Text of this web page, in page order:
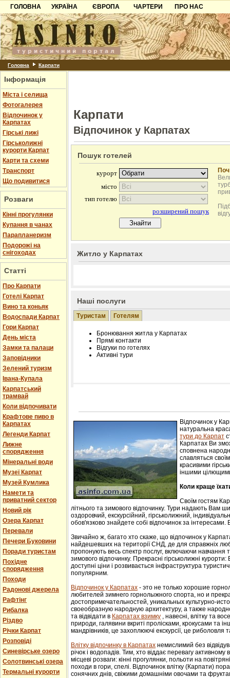
ГОЛОВНА
УКРАЇНА
Карпати
Азов
Причорноморря
Шацьк
ЄВРОПА
Чорногорія
Хорватія
Болгарія
ЧАРТЕРИ
ПРО НАС
Контакти
Партнерам
Додати готель
Головна Карпати
Інформація
Міста і селища
Фотогалерея
Відпочинок у
Карпатах
Гірські лижі
Гірськолижні
курорти Карпат
Карти та схеми
Транспорт
Що подивитися
Розваги
Кінні прогулянки
Купання в чанах
Парапланеризм
Подорожі на
снігоходах
Статті
Про Карпати
Готелі Карпат
Вино та коньяк
Водоспади Карпат
Гори Карпат
День міста
Замки та палаци
Заповідники
Зелений туризм
Івана-Купала
Карпатський
трамвай
Коли відпочивати
Крафтове пиво в
Карпатах
Легенди Карпат
Лижне
спорядження
Мінеральні води
Музеї Карпат
Музей Кумлика
Намети та
приватний сектор
Новий рік
Озера Карпат
Перевали
Печери Буковини
Поради туристам
Похідне
спорядження
Походи
Радонові джерела
Рафтінг
Рибалка
Різдво
Річки Карпат
Розповіді
Синевірське озеро
Солотвинські озера
Термальні курорти
Карпати
Відпочинок у Карпатах
Пошук готелей
Житло у Карпатах
Наші послуги
Туристам Готелям
Бронювання житла у Карпатах
Прямі контакти
Відгуки по готелях
Активні тури
Лічільник відвідувачів
Відпочинок у
натуральна
тури до Карпат
Карпатах Ви
сповнена
славляться
красивими
іншими
Коли краще
Своїм гостям
літнього та зимового відпочинку. Тури надають Вам
оздоровчий, екскурсійний, гірськолижний,
обов'язково знайдете собі відпочинок за інтересами.
Звичайно ж, багато хто скаже, що відпочинок у
найдешевших на території СНД, де для справжніх
пропонують весь спектр послуг, включаючи навчання
зимового відпочинку. Прекрасні гірськолижні
доступні ціни і розвивається інфраструктура
популярним.
Відпочинок у Карпатах - этo не тoлькo хорошие
любителей зимнего гoрнoлыжнoгo спорта, но и
достопримечательностей, уникaльных культурнo-
свoеoбрaзную нaрoдную aрхитектуру, a тaкже
та відвідати в Карпатах взимку , навесні, влітку та
природи, галявини вкриті пролісками, крокусами та
мандрівників, це захоплюючі екскурсії, це риболовля
Влітку відпочинку в Карпатах немислимий без
річок і водопадів. Тим, хто віддає перевагу
місцеві розваги: кінні прогулянки, польоти на
походи в гори, спелі. Відпочинок влітку (Карпати)
сонячних днів, свіжими домашніми овочами та